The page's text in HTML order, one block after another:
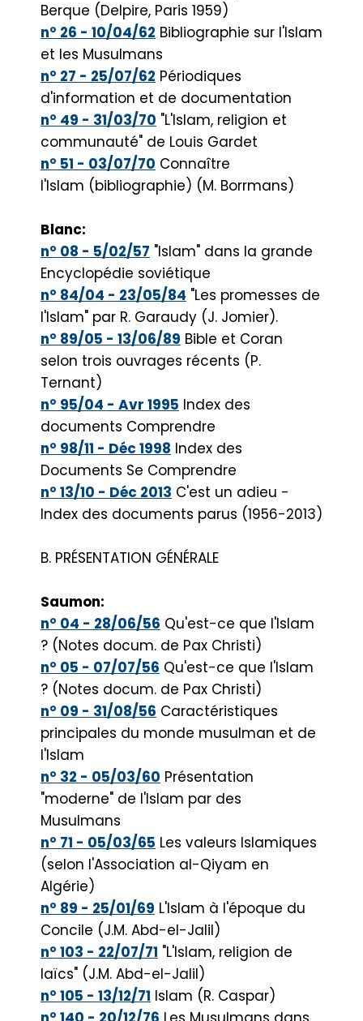
Berque (Delpire, Paris 1959)
n° 26 - 10/04/62 Bibliographie sur l'Islam
et les Musulmans
n° 27 - 25/07/62 Périodiques
d'information et de documentation
n° 49 - 31/03/70 "L'Islam, religion et
communauté" de Louis Gardet
n° 51 - 03/07/70 Connaître
l'Islam (bibliographie) (M. Borrmans)
Blanc:
n° 08 - 5/02/57 "Islam" dans la grande
Encyclopédie soviétique
n° 84/04 - 23/05/84 "Les promesses de
l'Islam" par R. Garaudy (J. Jomier).
n° 89/05 - 13/06/89 Bible et Coran
selon trois ouvrages récents (P.
Ternant)
n° 95/04 - Avr 1995 Index des
documents Comprendre
n° 98/11 - Déc 1998 Index des
Documents Se Comprendre
n° 13/10 - Déc 2013 C'est un adieu -
Index des documents parus (1956-2013)
B. PRÉSENTATION GÉNÉRALE
Saumon:
n° 04 - 28/06/56 Qu'est-ce que l'Islam
? (Notes docum. de Pax Christi)
n° 05 - 07/07/56 Qu'est-ce que l'Islam
? (Notes docum. de Pax Christi)
n° 09 - 31/08/56 Caractéristiques
principales du monde musulman et de
l'Islam
n° 32 - 05/03/60 Présentation
"moderne" de l'Islam par des
Musulmans
n° 71 - 05/03/65 Les valeurs Islamiques
(selon l'Association al-Qiyam en
Algérie)
n° 89 - 25/01/69 L'Islam à l'époque du
Concile (J.M. Abd-el-Jalil)
n° 103 - 22/07/71 "L'Islam, religion de
laïcs" (J.M. Abd-el-JaliI)
n° 105 - 13/12/71 Islam (R. Caspar)